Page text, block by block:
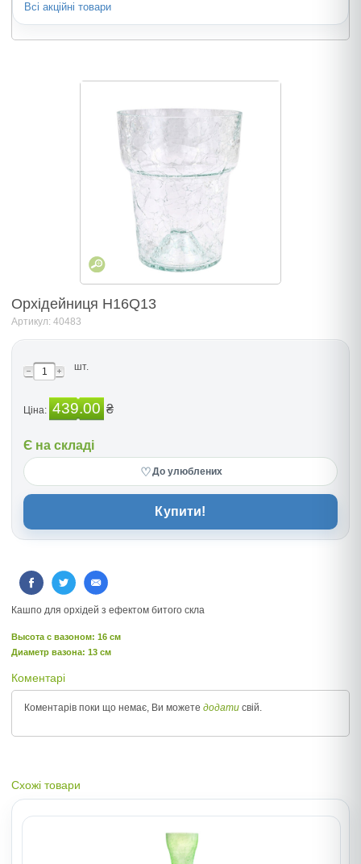
Всі акційні товари
Орхідейниця Н16Q13
Артикул: 40483
шт.
Ціна: 439.00 ₴
Є на складі
♡До улюблених
Купити!
Кашпо для орхідей з ефектом битого скла
Высота c вазоном: 16 см
Диаметр вазона: 13 см
Коментарі
Коментарів поки що немає, Ви можете додати свій.
Схожі товари